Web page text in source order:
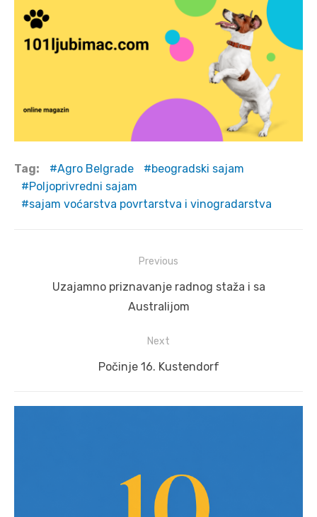
Tag: Agro Belgrade
beogradski sajam
Poljoprivredni sajam
sajam voćarstva povrtarstva i vinogradarstva
navigation
Previous
PreviousUzajamno priznavanje radnog staža i sa
Australijom
Next
Next
Počinje 16. Kustendorf